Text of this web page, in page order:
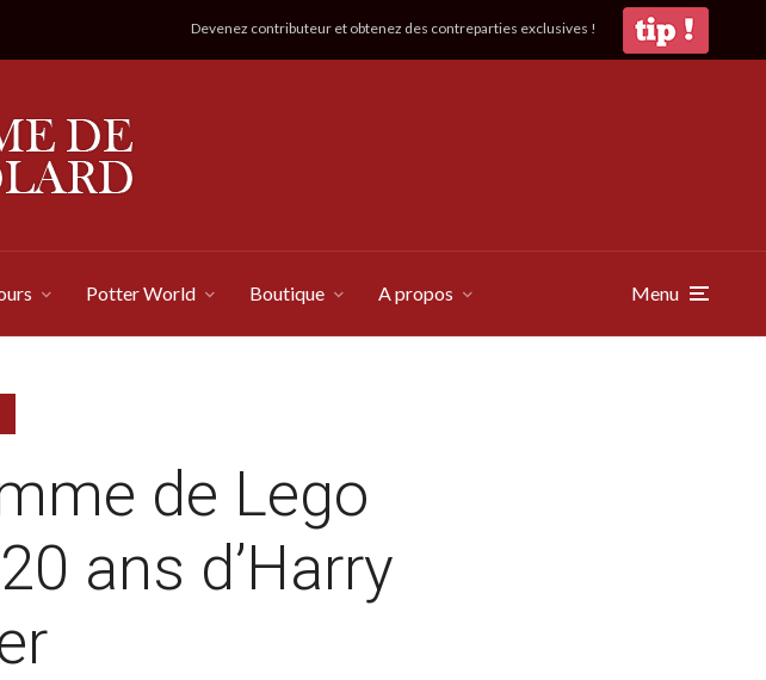
Devenez contributeur et obtenez des contreparties exclusives !
Potter World Boutique A propos Menu
de Lego
ans d’Harry